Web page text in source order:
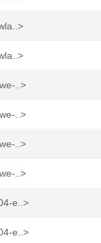
..>
..>
..>
..>
e..>
e..>